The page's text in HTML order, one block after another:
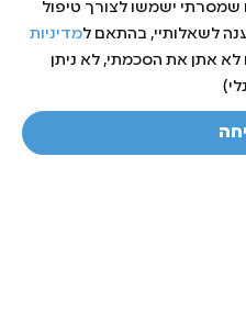
ישמשו לצורך טיפול
לשאלותיי, בהתאם למדיניות
לא אתן את הסכמתי, לא ניתן